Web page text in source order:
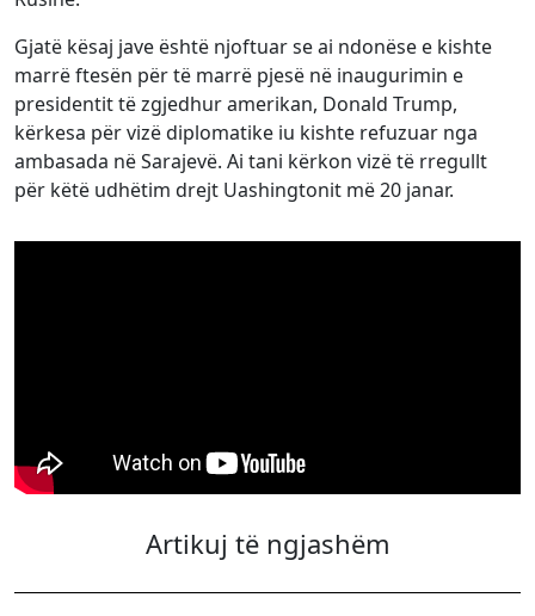
Gjatë kësaj jave është njoftuar se ai ndonëse e kishte
marrë ftesën për të marrë pjesë në inaugurimin e
presidentit të zgjedhur amerikan, Donald Trump,
kërkesa për vizë diplomatike iu kishte refuzuar nga
ambasada në Sarajevë. Ai tani kërkon vizë të rregullt
për këtë udhëtim drejt Uashingtonit më 20 janar.
Artikuj të ngjashëm